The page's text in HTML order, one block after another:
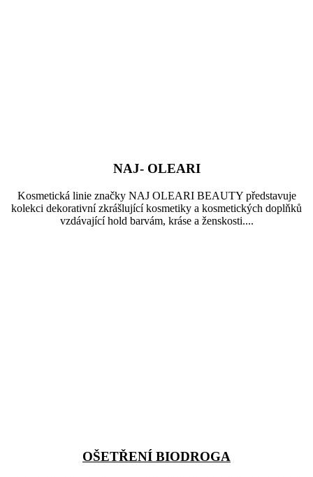
NAJ- OLEARI
Kosmetická linie značky NAJ OLEARI BEAUTY představuje
kolekci dekorativní zkrášlující kosmetiky a kosmetických doplňků
vzdávající hold barvám, kráse a ženskosti....
OŠETŘENÍ BIODROGA